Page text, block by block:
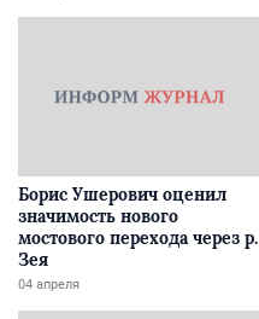
Борис Ушерович оценил
значимость нового
мостового перехода через р.
Зея
04 апреля